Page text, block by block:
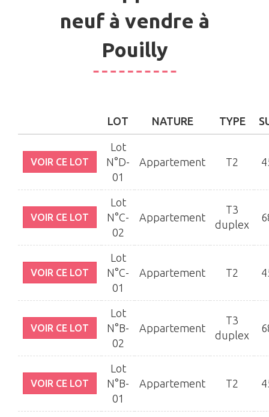
neuf à vendre à
Pouilly
LOT NATURE TYPE
VOIR CE LOT
Lot
N°D-
01
Appartement T2
VOIR CE LOT
Lot
N°C-
02
Appartement
T3
duplex
VOIR CE LOT
Lot
N°C-
01
Appartement T2
VOIR CE LOT
Lot
N°B-
02
Appartement
T3
duplex
VOIR CE LOT
Lot
N°B-
01
Appartement T2